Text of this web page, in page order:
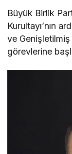
Büyük Birlik
Kurultayı’nın
ve Genişletilmiş
görevlerine